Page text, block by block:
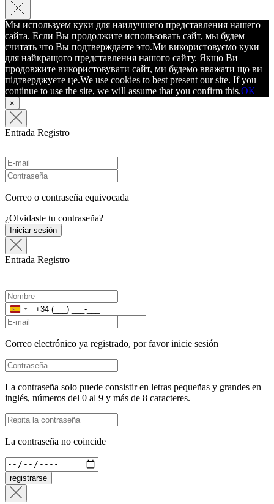
Мы используем куки для наилучшего представления нашего
сайта. Если Вы продолжите использовать сайт, мы будем
считать что Вы подтверждаете это.Ми використовуємо куки
для найкращого представлення нашого сайту. Якщо Ви
продовжите використовувати сайт, ми будемо вважати що ви
підтверджуєте це.We use cookies to best present our site. If you
continue to use the site, we will assume that you confirm this.ОК
×
Entrada Registro
Correo o contraseña equivocada
¿Olvidaste tu contraseña?
Iniciar sesión
Entrada Registro
España
+34
Correo electrónico ya registrado, por favor inicie sesión
La contraseña solo puede consistir en letras pequeñas y grandes en
inglés, números del 0 al 9 y más de 8 caracteres.
La contraseña no coincide
registrarse